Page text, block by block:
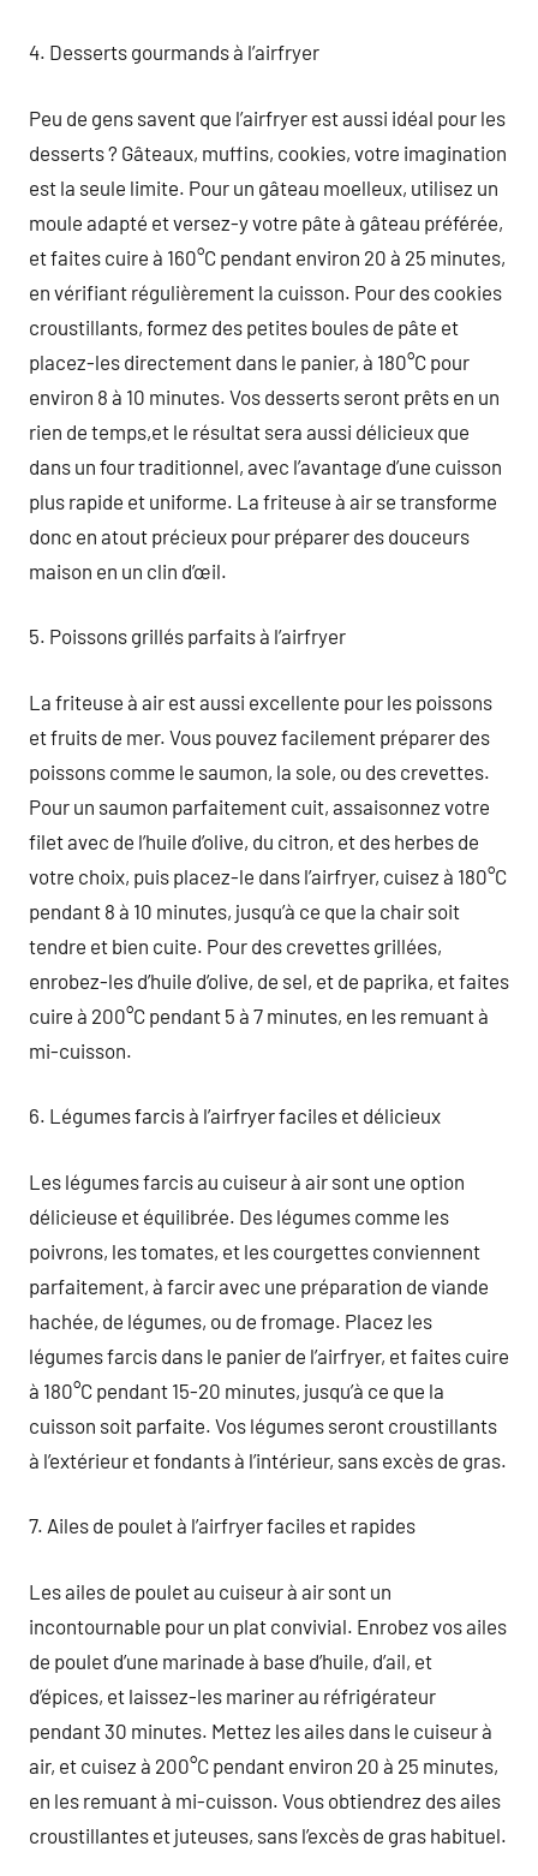
4. Desserts gourmands à l’airfryer
Peu de gens savent que l’airfryer est aussi idéal pour les
desserts ? Gâteaux, muffins, cookies, votre imagination
est la seule limite. Pour un gâteau moelleux, utilisez un
moule adapté et versez-y votre pâte à gâteau préférée,
et faites cuire à 160°C pendant environ 20 à 25 minutes,
en vérifiant régulièrement la cuisson. Pour des cookies
croustillants, formez des petites boules de pâte et
placez-les directement dans le panier, à 180°C pour
environ 8 à 10 minutes. Vos desserts seront prêts en un
rien de temps,et le résultat sera aussi délicieux que
dans un four traditionnel, avec l’avantage d’une cuisson
plus rapide et uniforme. La friteuse à air se transforme
donc en atout précieux pour préparer des douceurs
maison en un clin d’œil.
5. Poissons grillés parfaits à l’airfryer
La friteuse à air est aussi excellente pour les poissons
et fruits de mer. Vous pouvez facilement préparer des
poissons comme le saumon, la sole, ou des crevettes.
Pour un saumon parfaitement cuit, assaisonnez votre
filet avec de l’huile d’olive, du citron, et des herbes de
votre choix, puis placez-le dans l’airfryer, cuisez à 180°C
pendant 8 à 10 minutes, jusqu’à ce que la chair soit
tendre et bien cuite. Pour des crevettes grillées,
enrobez-les d’huile d’olive, de sel, et de paprika, et faites
cuire à 200°C pendant 5 à 7 minutes, en les remuant à
mi-cuisson.
6. Légumes farcis à l’airfryer faciles et délicieux
Les légumes farcis au cuiseur à air sont une option
délicieuse et équilibrée. Des légumes comme les
poivrons, les tomates, et les courgettes conviennent
parfaitement, à farcir avec une préparation de viande
hachée, de légumes, ou de fromage. Placez les
légumes farcis dans le panier de l’airfryer, et faites cuire
à 180°C pendant 15-20 minutes, jusqu’à ce que la
cuisson soit parfaite. Vos légumes seront croustillants
à l’extérieur et fondants à l’intérieur, sans excès de gras.
7. Ailes de poulet à l’airfryer faciles et rapides
Les ailes de poulet au cuiseur à air sont un
incontournable pour un plat convivial. Enrobez vos ailes
de poulet d’une marinade à base d’huile, d’ail, et
d’épices, et laissez-les mariner au réfrigérateur
pendant 30 minutes. Mettez les ailes dans le cuiseur à
air, et cuisez à 200°C pendant environ 20 à 25 minutes,
en les remuant à mi-cuisson. Vous obtiendrez des ailes
croustillantes et juteuses, sans l’excès de gras habituel.